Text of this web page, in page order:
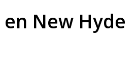
New Hyde